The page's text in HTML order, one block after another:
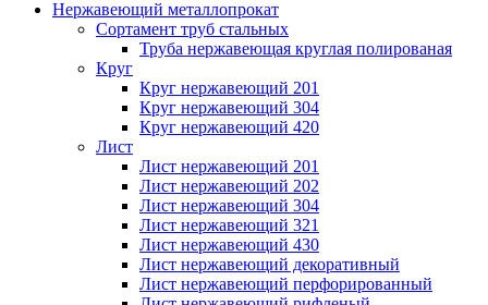
Нержавеющий металлопрокат
Сортамент труб стальных
Труба нержавеющая круглая полированая
Круг
Круг нержавеющий 201
Круг нержавеющий 304
Круг нержавеющий 420
Лист
Лист нержавеющий 201
Лист нержавеющий 202
Лист нержавеющий 304
Лист нержавеющий 321
Лист нержавеющий 430
Лист нержавеющий декоративный
Лист нержавеющий перфорированный